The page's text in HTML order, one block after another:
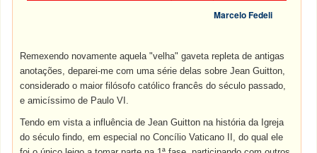
Marcelo Fedeli
Remexendo novamente aquela "velha" gaveta repleta de antigas
anotações, deparei-me com uma série delas sobre Jean Guitton,
considerado o maior filósofo católico francês do século passado,
e amicíssimo de Paulo VI.
Tendo em vista a influência de Jean Guitton na história da Igreja
do século findo, em especial no Concílio Vaticano II, do qual ele